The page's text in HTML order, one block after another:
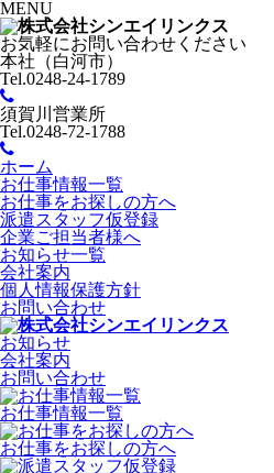
MENU
お気軽にお問い合わせください
本社（白河市）
Tel.0248-24-1789
須賀川営業所
Tel.0248-72-1788
ホーム
お仕事情報一覧
お仕事をお探しの方へ
派遣スタッフ仮登録
企業ご担当者様へ
お知らせ一覧
会社案内
個人情報保護方針
お問い合わせ
お知らせ
会社案内
お問い合わせ
お仕事情報一覧
お仕事をお探しの方へ